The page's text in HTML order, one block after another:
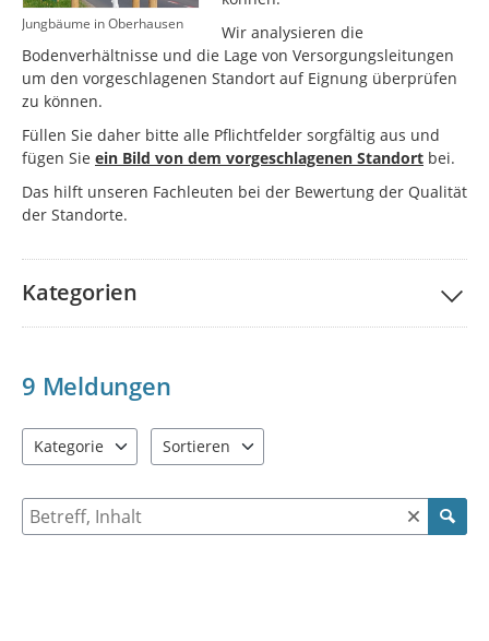
Jungbäume in Oberhausen
Wir analysieren die
Bodenverhältnisse und die Lage von Versorgungsleitungen
um den vorgeschlagenen Standort auf Eignung überprüfen
zu können.
Füllen Sie daher bitte alle Pflichtfelder sorgfältig aus und
fügen Sie ein Bild von dem vorgeschlagenen Standort bei.
Das hilft unseren Fachleuten bei der Bewertung der Qualität
der Standorte.
Kategorien
9 Meldungen
Kategorie
Sortieren
Suche nach Meldungen und Kommentaren